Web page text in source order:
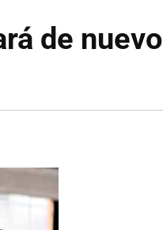
de nuevo